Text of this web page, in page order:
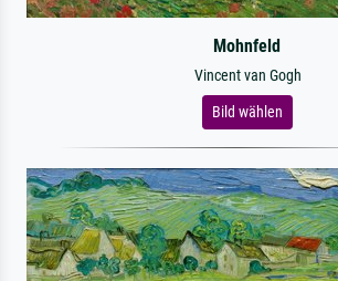
Mohnfeld
Vincent van Gogh
Bild wählen